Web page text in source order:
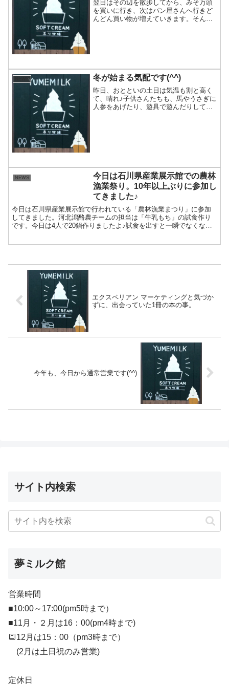
翌日はその辺を散歩してから、みそ万頭
を買いに行き、次はパン屋さんへ行きど
んどん買い物が増えていきます。そんな
NEWS 冬が始まる気配です(^^)
昨日、おとといの土日は気温も割と高く
て、晴れ♪子供さんたちも、馬やうさぎに
人参をあげたり、遊具で遊んだりしてま
NEWS
今日は石川県産業展示館での農林
漁業祭り。10年以上ぶりに参加し
てきました♪
今日は石川県産業展示館で行われている「農林漁業まつり」に参加
してきました。河北潟酪農チームの担当は「牛乳もち」の試食作り
です。今日は4人で20鍋作りましたよ♪試食を出すと一瞬でなくなり
エクスペリアン マーケティングと気づか
ずに、出会っていた1冊の本の事。
今年も、今日から通常営業です(^^)
サイト内検索
夢ミルク館
営業時間
■10:00～17:00(pm5時まで）
■11月・２月は16：00(pm4時まで)
🔳12月は15：00（pm3時まで）
(2月は土日祝のみ営業)
定休日